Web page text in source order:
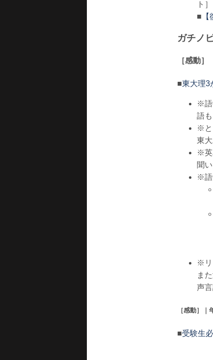
ト
■
ガチノ
［感動］
■東大理3
※語
語
※と
東
※英
聞
※語
※リ
ま
声
［感動］｜
■受験生